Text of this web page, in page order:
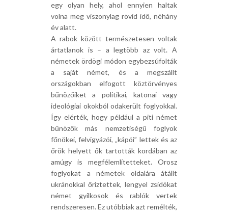
egy olyan hely, ahol ennyien haltak
volna meg viszonylag rövid idő, néhány
év alatt.
A rabok között természetesen voltak
ártatlanok is – a legtöbb az volt. A
németek ördögi módon egybezsúfolták
a saját német, és a megszállt
országokban elfogott köztörvényes
bűnözőiket a politikai, katonai vagy
ideológiai okokból odakerült foglyokkal.
Így elérték, hogy például a piti német
bűnözők más nemzetiségű foglyok
főnökei, felvigyázói, „kápói” lettek és az
őrök helyett ők tartották kordában az
amúgy is megfélemlítetteket. Orosz
foglyokat a németek oldalára átállt
ukránokkal őriztettek, lengyel zsidókat
német gyilkosok és rablók vertek
rendszeresen. Ez utóbbiak azt remélték,